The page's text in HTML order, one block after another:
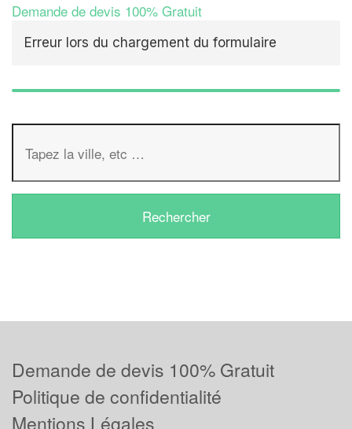
Demande de devis 100% Gratuit
Erreur lors du chargement du formulaire
Demande de devis 100% Gratuit
Politique de confidentialité
Mentions Légales